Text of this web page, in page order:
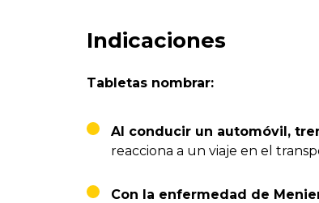
Indicaciones
Tabletas nombrar:
Al conducir un automóvil,
reacciona a un viaje en el
Con la enfermedad de